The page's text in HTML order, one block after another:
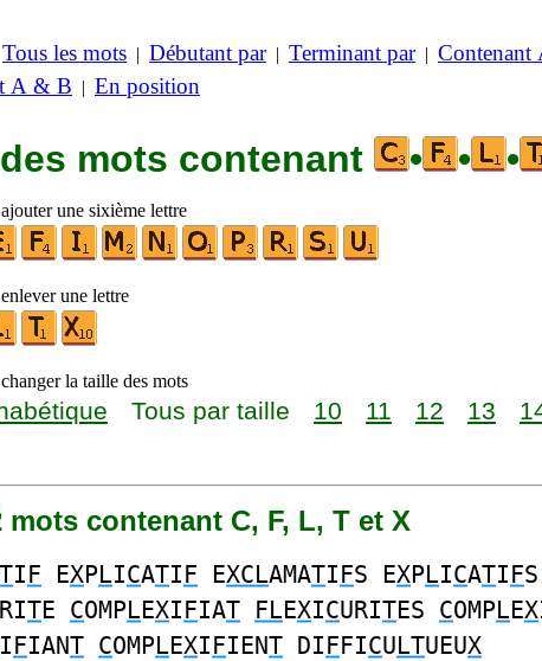
Tous les mots | Débutant par| Terminant par| Contenant
A & B | En position
mots contenant • • •
une sixième lettre
une lettre
la taille des mots
Tous par taille 10 11 12 13
mots contenant C, F, L, T et X
TIF EXPLICATIF EXCLAMATIFS EXPLICATIFS
TE COMPLEXIFIAT FLEXICURITES COMPLEX
IFIANT COMPLEXIFIENT DIFFICULTUEUX